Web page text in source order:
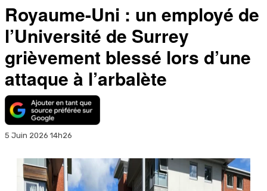
Royaume-Uni : un employé de
l’Université de Surrey
grièvement blessé lors d’une
attaque à l’arbalète
5 Juin 2026 14h26